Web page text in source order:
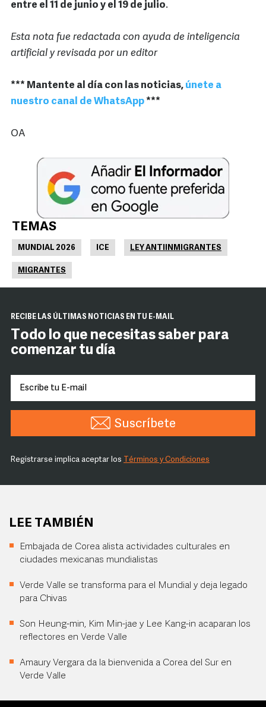
entre el 11 de junio y el 19 de julio.
Esta nota fue redactada con ayuda de inteligencia
artificial y revisada por un editor
*** Mantente al día con las noticias, únete a
nuestro canal de WhatsApp***
OA
TEMAS
MUNDIAL 2026 ICE LEY ANTIINMIGRANTES
MIGRANTES
RECIBE LAS ÚLTIMAS NOTICIAS EN TU E-MAIL
Todo lo que necesitas saber para
comenzar tu día
Suscríbete
Registrarse implica aceptar los Términos y Condiciones
LEE TAMBIÉN
Embajada de Corea alista actividades culturales en
ciudades mexicanas mundialistas
Verde Valle se transforma para el Mundial y deja legado
para Chivas
Son Heung-min, Kim Min-jae y Lee Kang-in acaparan los
reflectores en Verde Valle
Amaury Vergara da la bienvenida a Corea del Sur en
Verde Valle